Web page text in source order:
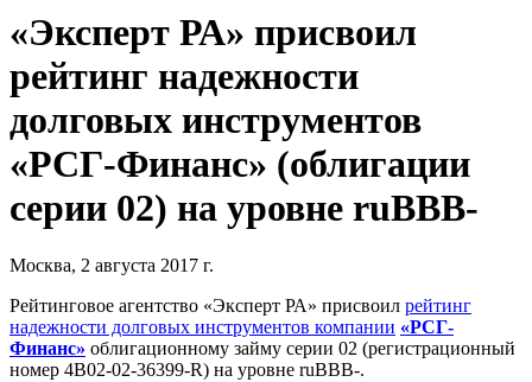
«Эксперт РА» присвоил
рейтинг надежности
долговых инструментов
«РСГ-Финанс» (облигации
серии 02) на уровне ruBBB-
Москва, 2 августа 2017 г.
Рейтинговое агентство «Эксперт РА» присвоил рейтинг
надежности долговых инструментов компании «РСГ-
Финанс» облигационному займу серии 02 (регистрационный
номер 4B02-02-36399-R) на уровне ruBBB-.